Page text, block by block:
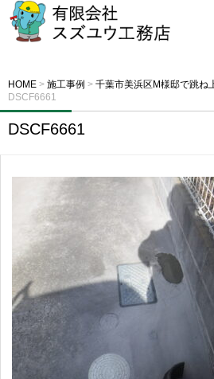
HOME > 施工事例 > 千葉市美浜区M様邸で跳ね
DSCF6661
DSCF6661